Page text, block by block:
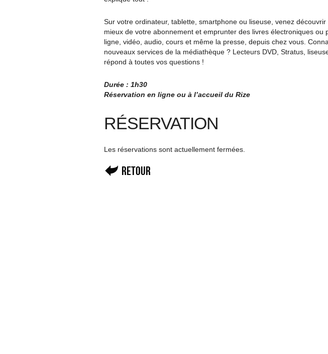
Sur votre ordinateur, tablette, smartphone ou liseuse, venez
mieux de votre abonnement et emprunter des livres électroniques ou
ligne, vidéo, audio, cours et même la presse, depuis chez vous.
nouveaux services de la médiathèque ? Lecteurs DVD, Stratus,
répond à toutes vos questions !
Durée : 1h30
Réservation en ligne ou à l’accueil du Rize
RÉSERVATION
Les réservations sont actuellement fermées.
Retour